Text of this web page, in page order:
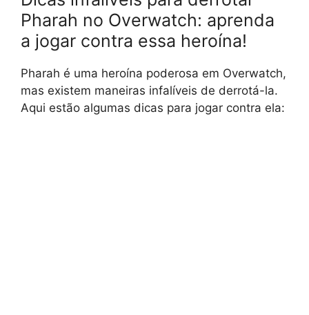
Pharah no Overwatch: aprenda
a jogar contra essa heroína!
Pharah é uma heroína poderosa em Overwatch,
mas existem maneiras infalíveis de derrotá-la.
Aqui estão algumas dicas para jogar contra ela: